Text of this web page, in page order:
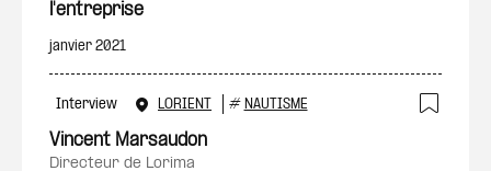
l'entreprise
janvier 2021
Interview LORIENT # NAUTISME
Vincent Marsaudon
directeur de Lorima